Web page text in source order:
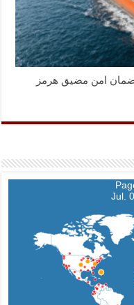
لضمان امن مضيق هرمز
Jul.